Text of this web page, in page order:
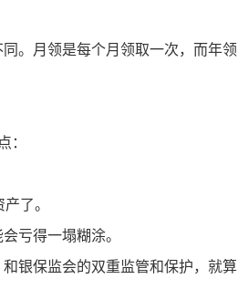
。月领是每个月领取一次，而年领
：
了。
亏得一塌糊涂。
银保监会的双重监管和保护，就算